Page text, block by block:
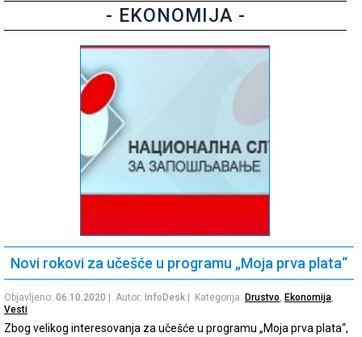
- EKONOMIJA -
Novi rokovi za učešće u programu „Moja prva plata“
Objavljeno: 06.10.2020 | Autor: InfoDesk | Kategorija: Drustvo, Ekonomija,
Vesti
Zbog velikog interesovanja za učešće u programu „Moja prva plata“,